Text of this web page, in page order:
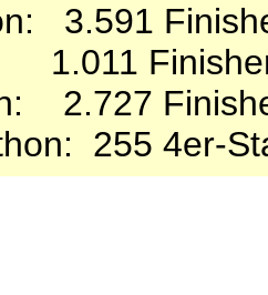
3.591
2.727
255 4er-